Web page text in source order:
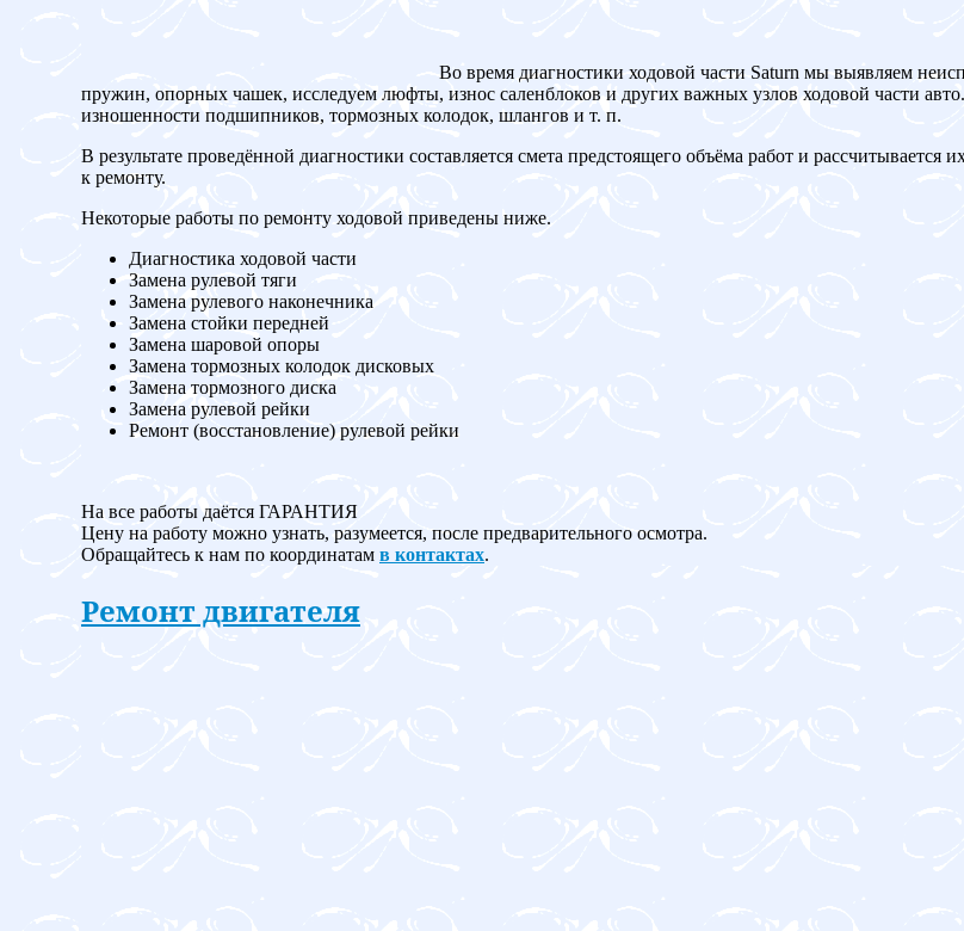
Во время диагностики ходовой части Saturn мы выявляем
пружин, опорных чашек, исследуем люфты, износ саленблоков и других важных узлов ходовой части
изношенности подшипников, тормозных колодок, шлангов и т. п.
В результате проведённой диагностики составляется смета предстоящего объёма работ и рассчитывается
к ремонту.
Некоторые работы по ремонту ходовой приведены ниже.
Диагностика ходовой части
Замена рулевой тяги
Замена рулевого наконечника
Замена стойки передней
Замена шаровой опоры
Замена тормозных колодок дисковых
Замена тормозного диска
Замена рулевой рейки
Ремонт (восстановление) рулевой рейки
На все работы даётся ГАРАНТИЯ
Цену на работу можно узнать, разумеется, после предварительного осмотра.
Обращайтесь к нам по координатам в контактах.
Ремонт двигателя